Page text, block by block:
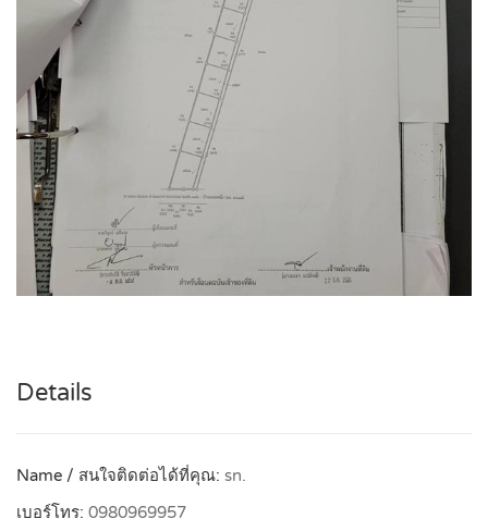
Details
Name / สนใจติดต่อได้ที่คุณ: sn.
เบอร์โทร: 0980969957